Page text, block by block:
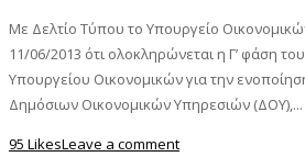
Με Δελτίο Τύπου το Υπουργείο
11/06/2013 ότι ολοκληρώνεται η Γ’ φάση
Υπουργείου Οικονομικών για την
Δημόσιων Οικονομικών Υπηρεσιών (ΔΟΥ),...
95 LikesLeave a comment